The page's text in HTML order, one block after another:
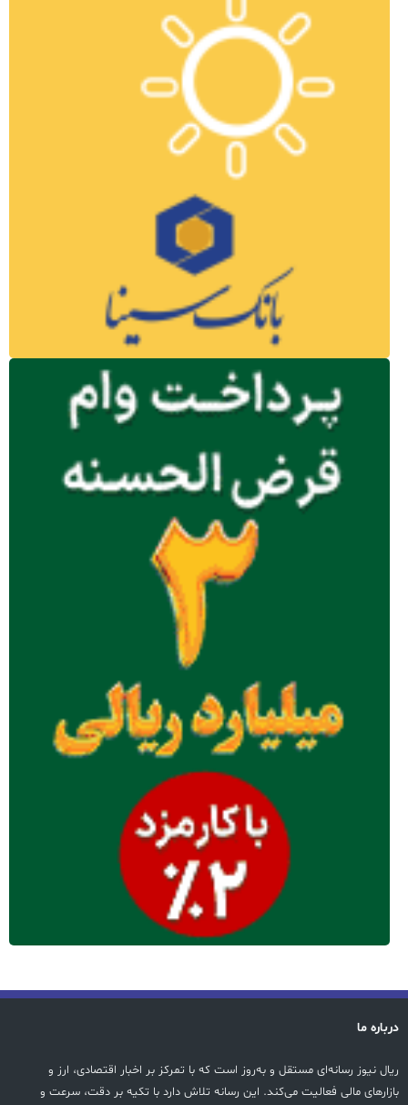
درباره ما
ریال نیوز رسانه‌ای مستقل و به‌روز است که با تمرکز بر اخبار اقتصادی، ارز و
بازارهای مالی فعالیت می‌کند. این رسانه تلاش دارد با تکیه بر دقت، سرعت و